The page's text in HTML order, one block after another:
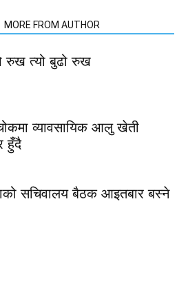
MORE FROM AUTHOR
रुख त्यो बुढो रुख
व्यावसायिक आलु खेती
हुँदै
सचिवालय बैठक आइतबार बस्ने